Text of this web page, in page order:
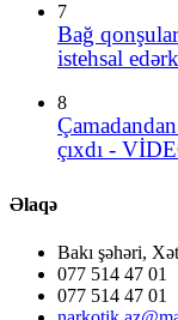
7
Bağ
istehsal
8
çıxdı -
Əlaqə
Bakı şəhəri,
077 514 47 01
077 514 47 01